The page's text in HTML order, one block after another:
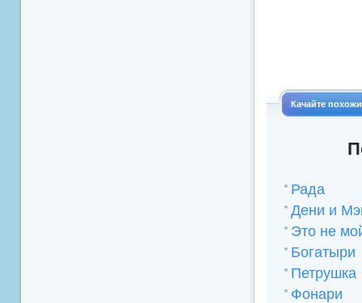
Качайте
Рада
Дени и
Это не
Богатыри
Петрушка
Фонари